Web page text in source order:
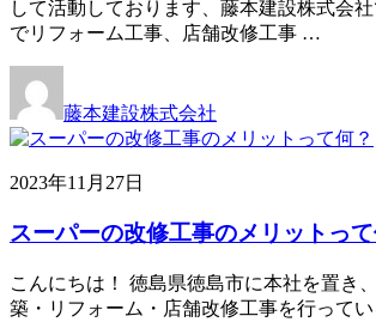
して活動しております、藤本建設株式会
でリフォーム工事、店舗改修工事 …
藤本建設株式会社
2023年11月27日
スーパーの改修工事のメリットって
こんにちは！ 徳島県徳島市に本社を置き
築・リフォーム・店舗改修工事を行って